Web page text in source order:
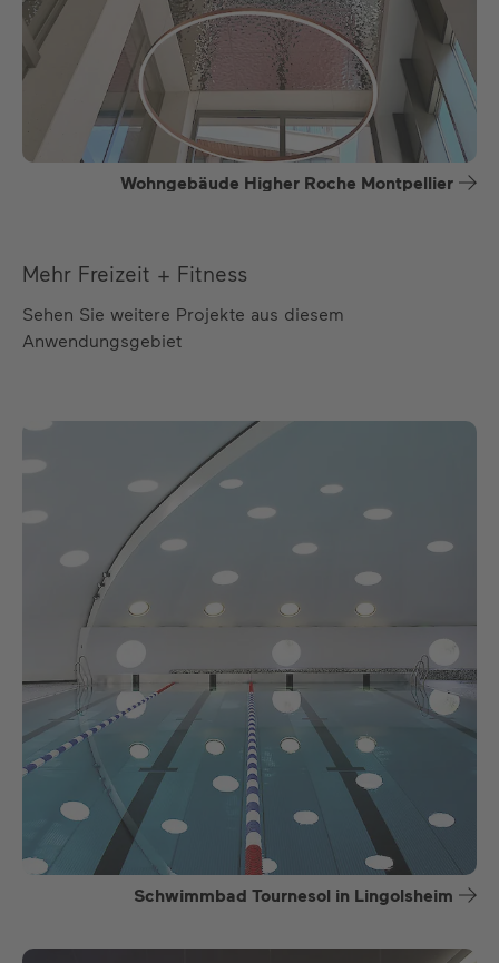
Wohngebäude Higher Roche Montpellier
Mehr Freizeit + Fitness
Sehen Sie weitere Projekte aus diesem
Anwendungsgebiet
Schwimmbad Tournesol in Lingolsheim